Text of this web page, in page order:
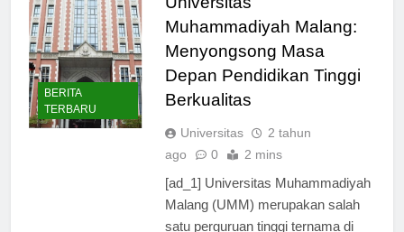
BERITA
TERBARU
Universitas
Muhammadiyah Malang:
Menyongsong Masa
Depan Pendidikan Tinggi
Universitas
2 tahun
[ad_1] Universitas Muhammadiyah
Malang (UMM) merupakan salah